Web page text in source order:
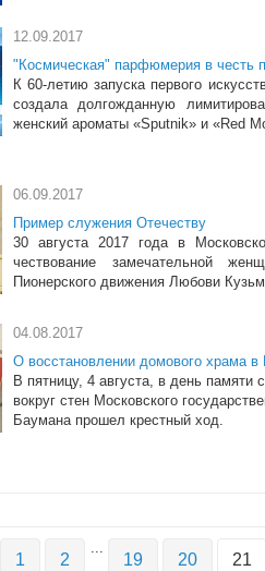
12.09.2017
"Космическая" парфюмерия в честь
К 60-летию запуска первого
создала долгожданную
женский ароматы «Sputnik» и «Red
06.09.2017
Пример служения Отечеству
30 августа 2017 года в
чествование замечательной
Пионерского движения Любови
04.08.2017
О восстановлении домового храма
В пятницу, 4 августа, в день
вокруг стен Московского
Баумана прошел крестный ход.
1 2
...
19 20 21